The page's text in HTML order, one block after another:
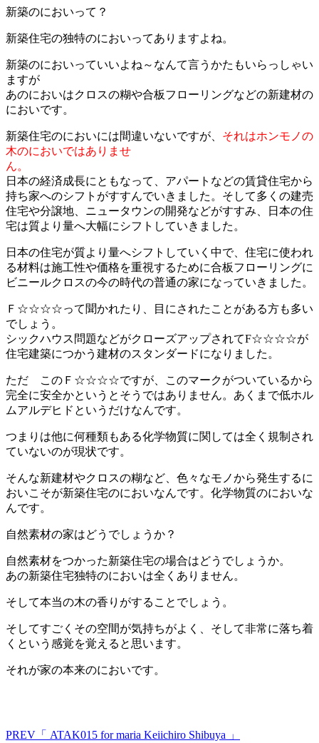
新築のにおいって？
新築住宅の独特のにおいってありますよね。
新築のにおいっていいよね～なんて言うかたもいらっしゃい
ますが
あのにおいはクロスの糊や合板フローリングなどの新建材の
においです。
新築住宅のにおいには間違いないですが、 それはホンモノの
木のにおいではありませ
ん。
日本の経済成長にともなって、アパートなどの賃貸住宅から
持ち家へのシフトがすすんでいきました。そして多くの建売
住宅や分譲地、ニュータウンの開発などがすすみ、日本の住
宅は質より量へ大幅にシフトしていきました。
日本の住宅が質より量へシフトしていく中で、住宅に使われ
る材料は施工性や価格を重視するために合板フローリングに
ビニールクロスの今の時代の普通の家になっていきました。
Ｆ☆☆☆☆って聞かれたり、目にされたことがある方も多い
でしょう。
シックハウス問題などがクローズアップされてF☆☆☆☆が
住宅建築につかう建材のスタンダードになりました。
ただ このＦ☆☆☆☆ですが、このマークがついているから
完全に安全かというとそうではありません。あくまで低ホル
ムアルデヒドというだけなんです。
つまりは他に何種類もある化学物質に関しては全く規制され
ていないのが現状です。
そんな新建材やクロスの糊など、色々なモノから発生するに
おいこそが新築住宅のにおいなんです。化学物質のにおいな
んです。
自然素材の家はどうでしょうか？
自然素材をつかった新築住宅の場合はどうでしょうか。
あの新築住宅独特のにおいは全くありません。
そして本当の木の香りがすることでしょう。
そしてすごくその空間が気持ちがよく、そして非常に落ち着
くという感覚を覚えると思います。
それが家の本来のにおいです。
PREV 「 ATAK015 for maria Keiichiro Shibuya 」